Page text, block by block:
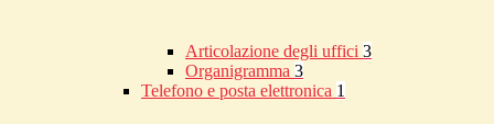
Articolazione degli uffici 3
Organigramma 3
Telefono e posta elettronica 1